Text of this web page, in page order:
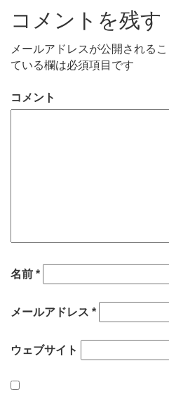
コメントを残す
メールアドレスが公開されるこ
ている欄は必須項目です
コメント
名前 *
メールアドレス *
ウェブサイト